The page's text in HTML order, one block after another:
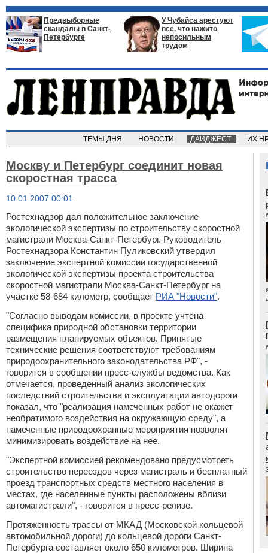
Предвыборные
скандалы в Санкт-
Петербурге
У Чубайса арестуют
все, что нажито
непосильным
трудом
ТЕМЫ ДНЯ НОВОСТИ ДАЙДЖЕСТ ИХ
Москву и Петербург соединит новая
скоростная трасса
10.01.2007 00:01
Ростехнадзор дал положительное заключение
экологической экспертизы по строительству скоростной
магистрали Москва-Санкт-Петербург. Руководитель
Ростехнадзора Константин Пуликовский утвердил
заключение экспертной комиссии государственной
экологической экспертизы проекта строительства
скоростной магистрали Москва-Санкт-Петербург на
участке 58-684 километр, сообщает РИА "Новости".
"Согласно выводам комиссии, в проекте учтена
специфика природной обстановки территории
размещения планируемых объектов. Принятые
технические решения соответствуют требованиям
природоохранительного законодательства РФ", -
говорится в сообщении пресс-службы ведомства. Как
отмечается, проведенный анализ экологических
последствий строительства и эксплуатации автодороги
показал, что "реализация намеченных работ не окажет
необратимого воздействия на окружающую среду", а
намеченные природоохранные мероприятия позволят
минимизировать воздействие на нее.
"Экспертной комиссией рекомендовано предусмотреть
строительство переездов через магистраль и бесплатный
проезд транспортных средств местного населения в
местах, где населенные пункты расположены вблизи
автомагистрали", - говорится в пресс-релизе.
Протяженность трассы от МКАД (Московской кольцевой
автомобильной дороги) до кольцевой дороги Санкт-
Петербурга составляет около 650 километров. Ширина